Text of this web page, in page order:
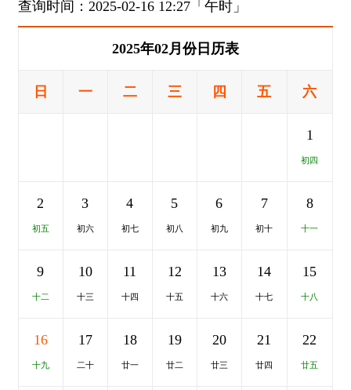
查询时间：2025-02-16 12:27「午时」
2025年02月份日历表
日 一 二 三 四 五 六
1
初四
2
初五
3
初六
4
初七
5
初八
6
初九
7
初十
8
十一
9
十二
10
十三
11
十四
12
十五
13
十六
14
十七
15
十八
16
十九
17
二十
18
廿一
19
廿二
20
廿三
21
廿四
22
廿五